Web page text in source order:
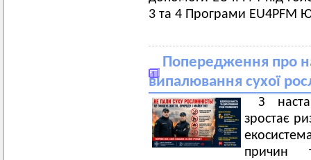
3 та 4 Програми EU4PFM
Попередження про
випалювання сухої
З
зростає
причин